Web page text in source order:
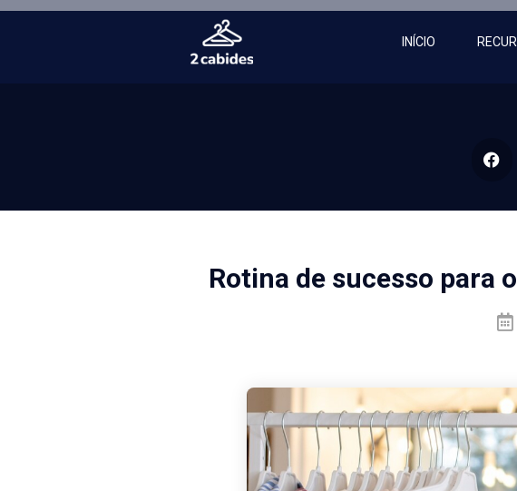
INÍCIO
Rotina de sucesso para